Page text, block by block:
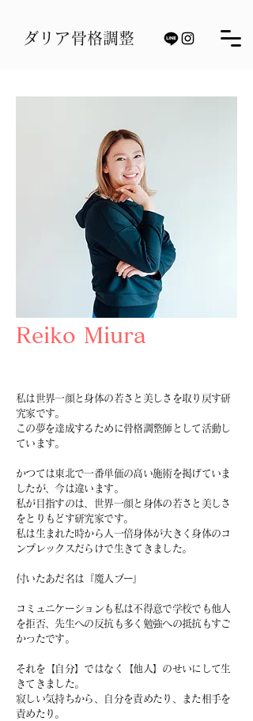
ダリア骨格調整
Reiko Miura
私は世界一顔と身体の若さと美しさを取り戻す研
究家です。
この夢を達成するために骨格調整師として活動し
ています。
かつては東北で一番単価の高い施術を掲げていま
したが、今は違います。
私が目指すのは、 世界一顔と身体の若さと美しさ
をとりもどす研究家です。
私は生まれた時から人一倍身体が大きく 身体のコ
ンプレックスだらけで生きてきました。
付いたあだ名は『魔人ブー』
コミュニケーションも私は不得意で学校でも他人
を拒否、先生への反抗も多く 勉強への抵抗もすご
かったです。
それを【自分】ではなく【他人】のせいにして生
きてきました。
寂しい気持ちから、自分を責めたり、また相手を
責めたり。